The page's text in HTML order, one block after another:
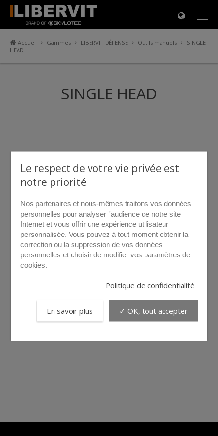
Accueil Gammes LIBERVIT DÉFENSE Outils manuels
SINGLE
HEAD
SINGLE HEAD
×
Le respect de votre vie privée est
notre priorité
Nos partenaires et nous-mêmes traitons vos données
personnelles pour analyser l'audience de notre site
Internet et vous offrir une expérience utilisateur
personnalisée. Vous pouvez à tout moment obtenir la
correction ou la suppression de vos données
personnelles et choisir de modifier vos paramètres de
cookies.
Politique de confidentialité
En savoir plus ✓ OK, tout accepter